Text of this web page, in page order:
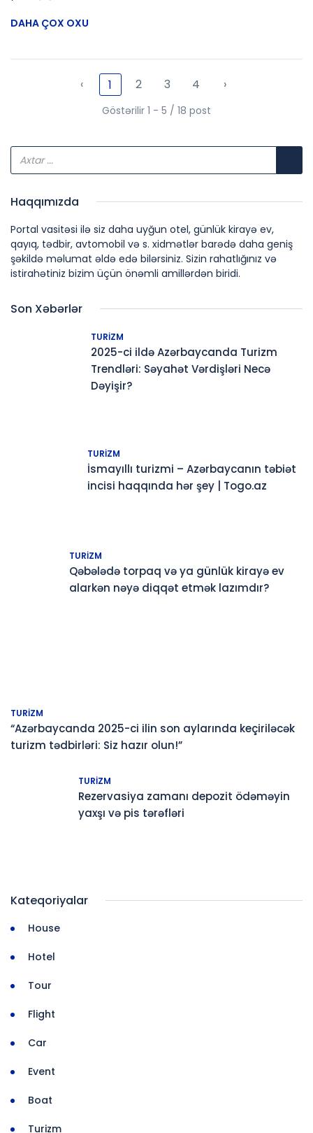
DAHA ÇOX OXU
‹ 1 2 3 4 ›
Göstərilir 1 - 5 / 18 post
Haqqımızda
Portal vasitəsi ilə siz daha uyğun otel, günlük kirayə ev,
qayıq, tədbir, avtomobil və s. xidmətlər barədə daha geniş
şəkildə məlumat əldə edə bilərsiniz. Sizin rahatlığınız və
istirahətiniz bizim üçün önəmli amillərdən biridi.
Son Xəbərlər
TURIZM
2025-ci ildə Azərbaycanda Turizm
Trendləri: Səyahət Vərdişləri Necə
Dəyişir?
TURIZM
İsmayıllı turizmi – Azərbaycanın təbiət
incisi haqqında hər şey | Togo.az
TURIZM
Qəbələdə torpaq və ya günlük kirayə ev
alarkən nəyə diqqət etmək lazımdır?
TURIZM
“Azərbaycanda 2025-ci ilin son aylarında keçiriləcək
turizm tədbirləri: Siz hazır olun!”
TURIZM
Rezervasiya zamanı depozit ödəməyin
yaxşı və pis tərəfləri
Kateqoriyalar
House
Hotel
Tour
Flight
Car
Event
Boat
Turizm